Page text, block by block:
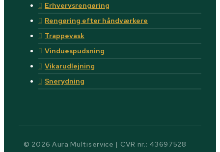
Erhvervsrengøring
Rengøring efter håndværkere
Trappevask
Vinduespudsning
Vikarudlejning
Snerydning
© 2026 Aura Multiservice | CVR nr.: 43697528